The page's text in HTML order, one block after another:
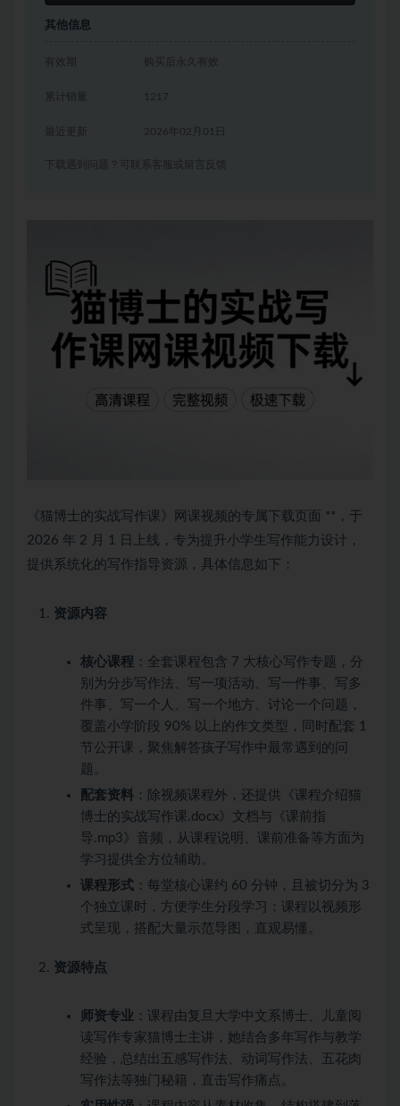
其他信息
有效期 购买后永久有效
累计销量 1217
2026年02月01日
下载遇到问题？可联系客服或留言反馈
《猫博士的实战写作课》网课视频的专属下载页面 **，于
2026 年 2 月 1 日上线，专为提升小学生写作能力设计，
提供系统化的写作指导资源，具体信息如下：
资源内容
核心课程 ：全套课程包含 7 大核心写作专题，分
别为分步写作法、写一项活动、写一件事、写多
件事、写一个人、写一个地方、讨论一个问题，
覆盖小学阶段 90% 以上的作文类型，同时配套 1
节公开课，聚焦解答孩子写作中最常遇到的问
题。
配套资料 ：除视频课程外，还提供《课程介绍猫
博士的实战写作课.docx》文档与《课前指
导.mp3》音频，从课程说明、课前准备等方面为
学习提供全方位辅助。
课程形式 ：每堂核心课约 60 分钟，且被切分为 3
个独立课时，方便学生分段学习；课程以视频形
式呈现，搭配大量示范导图，直观易懂。
资源特点
师资专业 ：课程由复旦大学中文系博士、儿童阅
读写作专家猫博士主讲，她结合多年写作与教学
经验，总结出五感写作法、动词写作法、五花肉
写作法等独门秘籍，直击写作痛点。